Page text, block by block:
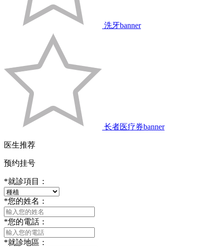
洗牙banner
长者医疗券banner
医生推荐
预约挂号
*就診項目：
*您的姓名：
*您的電話：
*就診地區：